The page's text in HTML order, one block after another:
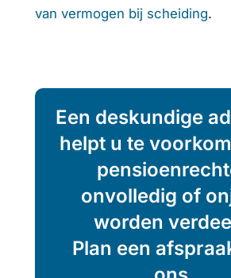
van vermogen bij scheiding.
Een deskundige
helpt u te
onvolledig of
worden
Plan een